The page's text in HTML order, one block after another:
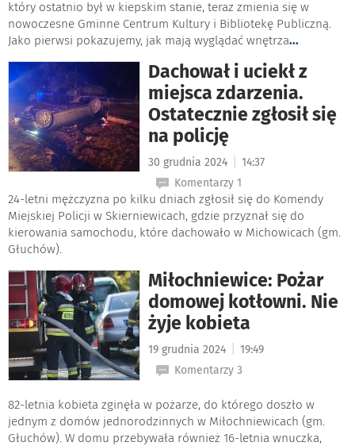
który ostatnio był w kiepskim stanie, teraz zmienia się w
nowoczesne Gminne Centrum Kultury i Bibliotekę Publiczną.
Jako pierwsi pokazujemy, jak mają wyglądać wnętrza...
Dachował i uciekł z
miejsca zdarzenia.
Ostatecznie zgłosił się
na policję
30 grudnia 2024
14:37
Komentarzy 1
24-letni mężczyzna po kilku dniach zgłosił się do Komendy
Miejskiej Policji w Skierniewicach, gdzie przyznał się do
kierowania samochodu, które dachowało w Michowicach (gm.
Głuchów).
Miłochniewice: Pożar
domowej kotłowni. Nie
żyje kobieta
19 grudnia 2024
19:49
Komentarzy 3
82-letnia kobieta zginęła w pożarze, do którego doszło w
jednym z domów jednorodzinnych w Miłochniewicach (gm.
Głuchów). W domu przebywała również 16-letnia wnuczka,